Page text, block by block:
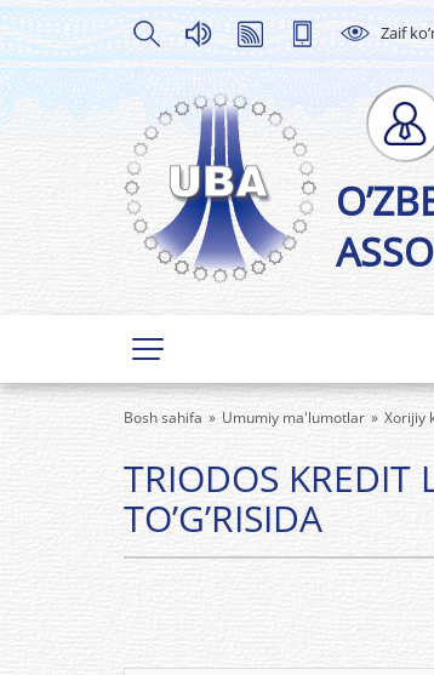
Zaif
Bosh sahifa Umumiy ma'lumotlar Xorijiy
TRIODOS KREDIT
TO’G’RISIDA